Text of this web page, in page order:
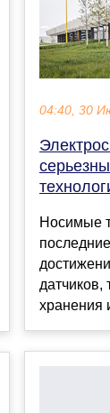
04:40, 30
Носимые
датчиков,
хранения